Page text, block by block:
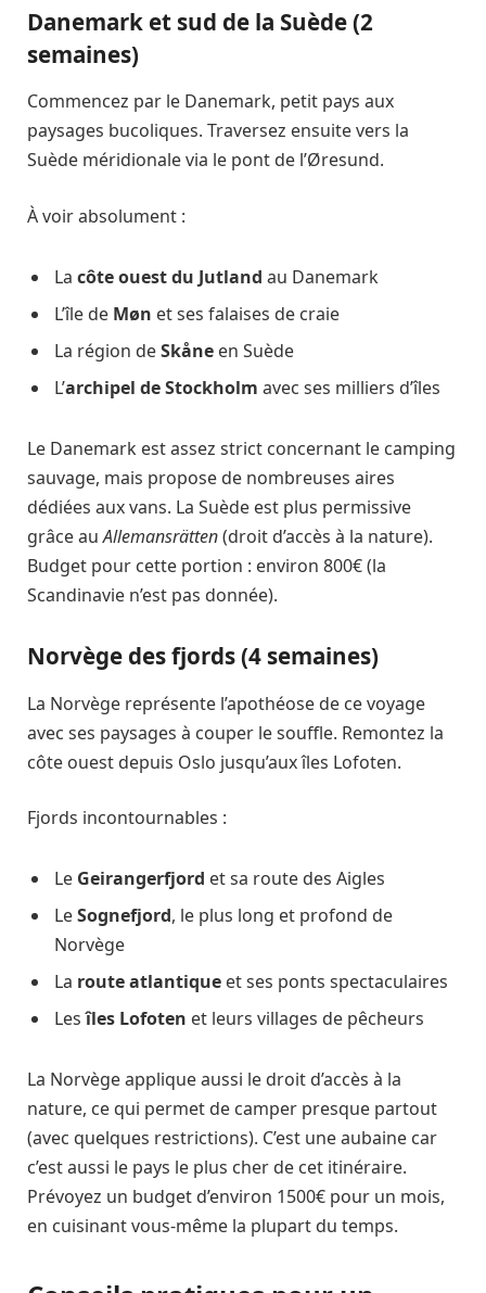
Danemark et sud de la Suède (2
semaines)
Commencez par le Danemark, petit pays aux
paysages bucoliques. Traversez ensuite vers la
Suède méridionale via le pont de l’Øresund.
À voir absolument :
La côte ouest du Jutland au Danemark
L’île de Møn et ses falaises de craie
La région deSkåne en Suède
L’archipel de Stockholm avec ses milliers d’îles
Le Danemark est assez strict concernant le camping
sauvage, mais propose de nombreuses aires
dédiées aux vans. La Suède est plus permissive
grâce auAllemansrätten(droit d’accès à la nature).
Budget pour cette portion : environ 800€ (la
Scandinavie n’est pas donnée).
Norvège des fjords (4 semaines)
La Norvège représente l’apothéose de ce voyage
avec ses paysages à couper le souffle. Remontez la
côte ouest depuis Oslo jusqu’aux îles Lofoten.
Fjords incontournables :
Le Geirangerfjord et sa route des Aigles
LeSognefjord, le plus long et profond de
Norvège
La route atlantique et ses ponts spectaculaires
Lesîles Lofoten et leurs villages de pêcheurs
La Norvège applique aussi le droit d’accès à la
nature, ce qui permet de camper presque partout
(avec quelques restrictions). C’est une aubaine car
c’est aussi le pays le plus cher de cet itinéraire.
Prévoyez un budget d’environ 1500€ pour un mois,
en cuisinant vous-même la plupart du temps.